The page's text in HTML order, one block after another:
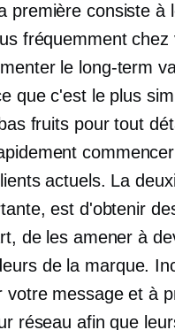
première consiste à
fréquemment chez
le long-term
que c'est le plus
fruits pour tout
actuels. La
est d'obtenir
de les amener à
de la marque.
votre message et à
réseau afin que